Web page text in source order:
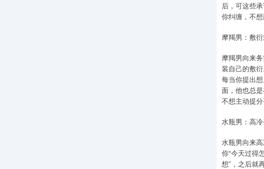
后，可这些
你纠缠，不
摩羯男：敷
摩羯男向来
装自己的敷
每当你提出
面，他也总
不想主动提
水瓶男：高
水瓶男向来
你“今天过得
想”，之后就